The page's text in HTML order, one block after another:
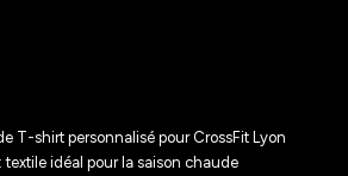
T-shirt personnalisé pour CrossFit Lyon
textile idéal pour la saison chaude